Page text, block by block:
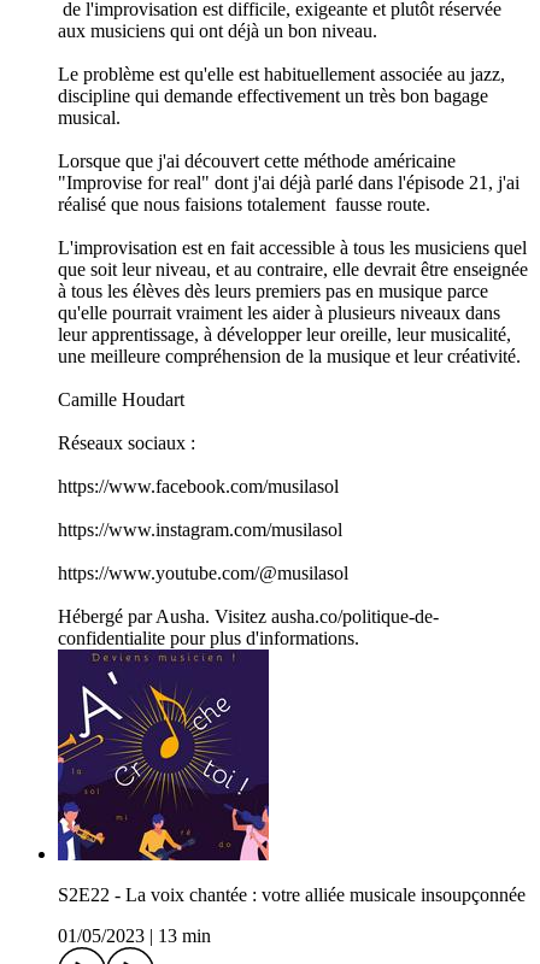
de l'improvisation est difficile, exigeante et plutôt réservée
aux musiciens qui ont déjà un bon niveau.
Le problème est qu'elle est habituellement associée au jazz,
discipline qui demande effectivement un très bon bagage
musical.
Lorsque que j'ai découvert cette méthode américaine
"Improvise for real" dont j'ai déjà parlé dans l'épisode 21, j'ai
réalisé que nous faisions totalement fausse route.
L'improvisation est en fait accessible à tous les musiciens quel
que soit leur niveau, et au contraire, elle devrait être enseignée
à tous les élèves dès leurs premiers pas en musique parce
qu'elle pourrait vraiment les aider à plusieurs niveaux dans
leur apprentissage, à développer leur oreille, leur musicalité,
une meilleure compréhension de la musique et leur créativité.
Camille Houdart
Réseaux sociaux :
https://www.facebook.com/musilasol
https://www.instagram.com/musilasol
https://www.youtube.com/@musilasol
Hébergé par Ausha. Visitez ausha.co/politique-de-
confidentialite pour plus d'informations.
S2E22 - La voix chantée : votre alliée musicale insoupçonnée
01/05/2023
13 min